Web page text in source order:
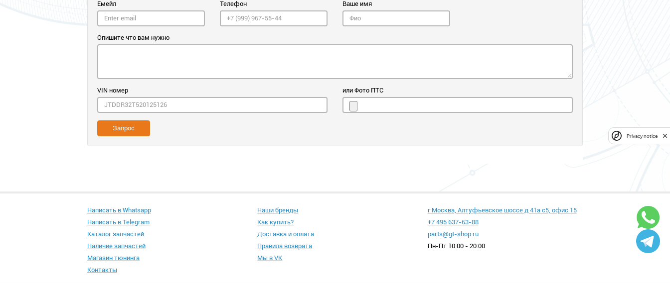
Емейл Телефон Ваше имя
Опишите что вам нужно
VIN номер или Фото ПТС
Запрос
Написать в Whatsapp
Написать в Telegram
Каталог запчастей
Наличие запчастей
Магазин тюнинга
Контакты
Наши бренды
Как купить?
Доставка и оплата
Правила возврата
Мы в VK
г Москва, Алтуфьевское шоссе д 41а с5, офис 15
+7 495 637-63-88
parts@gt-shop.ru
Пн-Пт 10:00 - 20:00
Privacy notice